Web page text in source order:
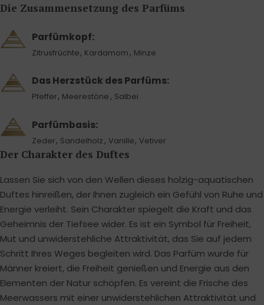
Die Zusammensetzung des Parfüms
Parfümkopf:
Zitrusfrüchte, Kardamom , Minze
Das Herzstück des Parfüms:
Pfeffer, Meerestöne, Salbei
Parfümbasis:
Zeder, Sandelholz, Vanille, Vetiver
Der Charakter des Duftes
Lassen Sie sich von den Wellen dieses holzig-aquatischen
Duftes hinreißen, der Ihnen zugleich ein Gefühl von Ruhe und
Energie verleiht. Sein Charakter spiegelt die Kraft und das
Geheimnis der Tiefsee wider. Es ist ein Symbol für Freiheit,
Mut und unwiderstehliche Attraktivität, das Sie auf jedem
Schritt Ihres Weges begleiten wird. Das Parfüm wurde für
Männer kreiert, die Freiheit genießen und Energie aus den
Elementen der Natur schöpfen. Es vereint die Frische des
Meerwassers mit einer unwiderstehlichen Attraktivität und